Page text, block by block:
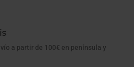
a partir de 100€ en península y